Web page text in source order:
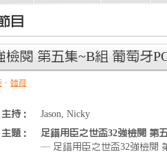
目
檢閱 第五集~B組 葡萄牙
、 體育
主持：
Jason, Nicky
主題：
足錯用臣之世盃32強檢閱 第
— 足錯用臣之世盃32強檢閱